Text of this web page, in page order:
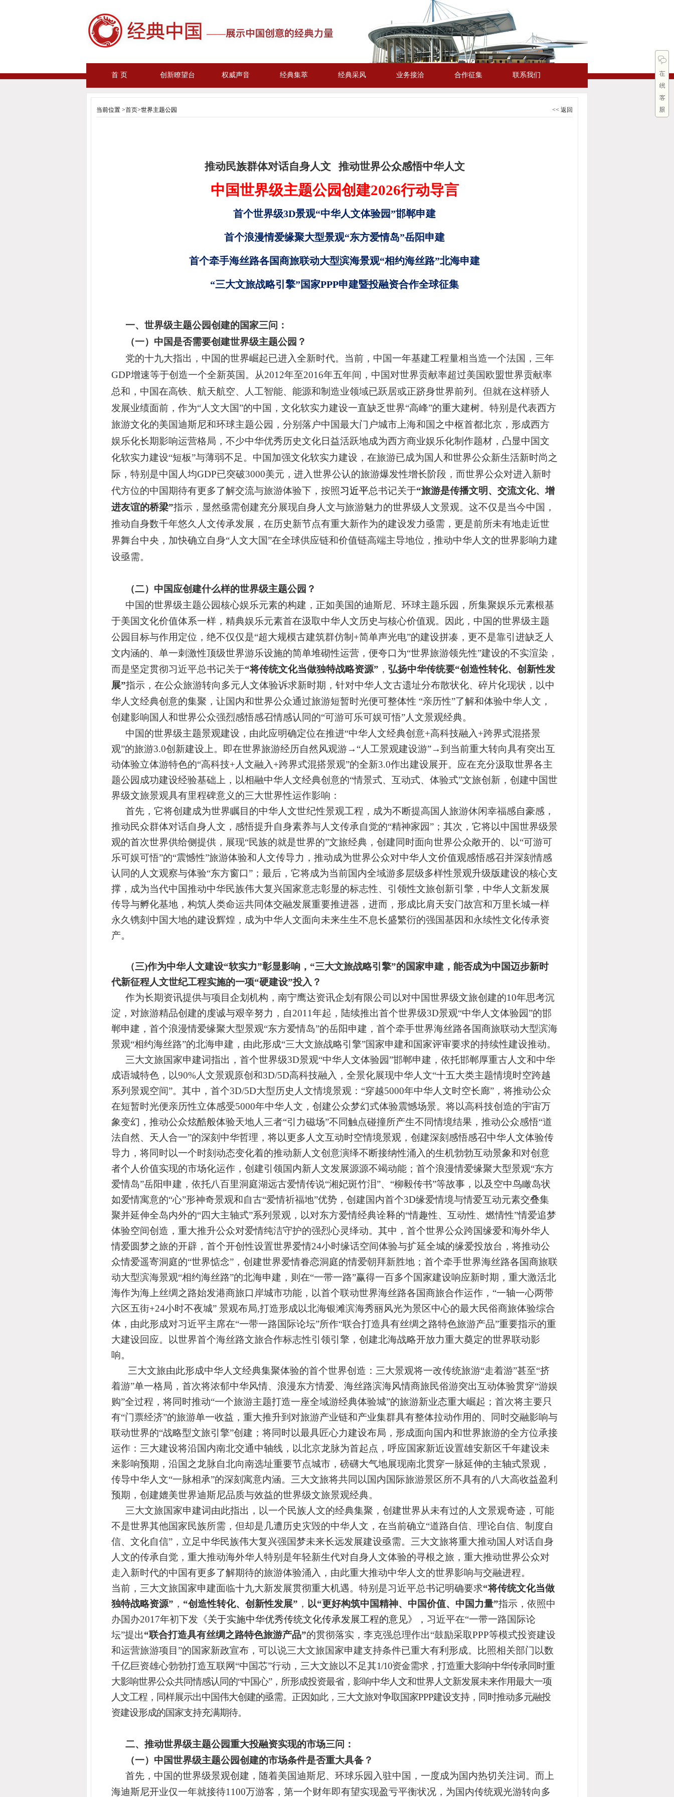
首 页 创新瞭望台 权威声音 经典集萃 经典采风 业务接洽 合作征集 联系我们
当前位置 >首页>世界主题公园 << 返回
推动民族群体对话自身人文 推动世界公众感悟中华人文
中国世界级主题公园创建2026行动导言
首个世界级3D景观“中华人文体验园”邯郸申建
首个浪漫情爱缘聚大型景观“东方爱情岛”岳阳申建
首个牵手海丝路各国商旅联动大型滨海景观“相约海丝路”北海申建
“三大文旅战略引擎”国家PPP申建暨投融资合作全球征集
一、世界级主题公园创建的国家三问：
（一）中国是否需要创建世界级主题公园？
党的十九大指出，中国的世界崛起已进入全新时代。当前，中国一年基建工程量相当造一个法国，三年
GDP增速等于创造一个全新英国。从2012年至2016年五年间，中国对世界贡献率超过美国欧盟世界贡献率
总和，中国在高铁、航天航空、人工智能、能源和制造业领域已跃居或正跻身世界前列。但就在这样骄人
发展业绩面前，作为“人文大国”的中国，文化软实力建设一直缺乏世界“高峰”的重大建树。特别是代表西方
旅游文化的美国迪斯尼和环球主题公园，分别落户中国最大门户城市上海和国之中枢首都北京，形成西方
娱乐化长期影响运营格局，不少中华优秀历史文化日益活跃地成为西方商业娱乐化制作题材，凸显中国文
化软实力建设“短板”与薄弱不足。 中国加强文化软实力建设，在旅游已成为国人和世界公众新生活新时尚之
际，特别是中国 人均GDP已突破3000美元，进入世界公认的旅游爆发性增长阶段，而世界公众对进入新时
代方位的中国期待有更多了解交流与旅游体验下，按照习近平总书记关于“旅游是传播文明、交流文化、增
进友谊的桥梁”指示， 显然亟需创建充分展现自身人文与旅游魅力的世界级人文景观。这不仅是当今中国，
推动自身数千年悠久人文传承发展，在历史新节点有重大新作为的建设发力亟需，更是前所未有地走近世
界舞台中央，加快确立自身“人文大国”在全球供应链和价值链高端主导地位，推动中华人文的世界影响力建
设亟需。
（二）中国应创建什么样的世界级主题公园？
中国的世界级主题公园核心娱乐元素的构建，正如美国的迪斯尼、环球主题乐园，所集聚娱乐元素根基
于美国文化价值体系一样，精典娱乐元素首在汲取中华人文历史与核心价值观。因此，中国的世界级主题
公园目标与作用定位，绝不仅仅是“超大规模古建筑群仿制+简单声光电”的建设拼凑，更不是靠引进缺乏人
文内涵的、单一刺激性顶级世界游乐设施的简单堆砌性运营，便夸口为“世界旅游领先性”建设的不实渲染，
而是坚定贯彻习近平总书记关于“将传统文化当做独特战略资源” ， 弘扬中华传统要“创造性转化、创新性发
展”指示， 在公众旅游转向多元人文体验诉求新时期，针对中华人文古遗址分布散状化、碎片化现状，以中
华人文经典创意的集聚，让国内和世界公众通过旅游短暂时光便可整体性 “亲历性”了解和体验中华人文，
创建影响国人和世界公众强烈感悟感召情感认同的“可游可乐可娱可悟”人文景观经典。
中国的世界级主题景观建设，由此应明确定位在推进“中华人文经典创意+高科技融入+跨界式混搭景
观”的旅游3.0创新建设上。即在世界旅游经历自然风观游→“人工景观建设游”→到当前重大转向具有突出互
动体验立体游特色的“高科技+人文融入+跨界式混搭景观”的全新3.0作出建设展开。应在充分汲取世界各主
题公园成功建设经验基础上，以相融中华人文经典创意的“情景式、互动式、体验式”文旅创新 ， 创建中国世
界级文旅景观具有里程碑意义的三大世界性运作影响：
首先，它将创建成为世界瞩目的中华人文世纪性景观工程，成为不断提高国人旅游休闲幸福感自豪感，
推动民众群体对话自身人文，感悟提升自身素养与人文传承自觉的“精神家园”；其次，它将以中国世界级景
观的首次世界供给侧提供， 展现“民族的就是世界的”文旅经典， 创建同时面向世界公众敞开的、以“可游可
乐可娱可悟”的“震憾性”旅游体验和人文传导力，推动成为世界公众对中华人文价值观感悟感召并深刻情感
认同的人文观察与体验“东方窗口”；最后，它将成为当前国内全域游多层级多样性景观升级版建设的核心支
撑，成为当代中国推动中华民族伟大复兴国家意志彰显的标志性、引领性文旅创新引擎，中华人文新发展
传导与孵化基地，构筑人类命运共同体交融发展重要推进器，进而，形成比肩天安门故宫和万里长城一样
永久镌刻中国大地的建设辉煌，成为中华人文面向未来生生不息长盛繁衍的强国基因和永续性文化传承资
产。
（三)作为中华人文建设“软实力”彰显影响，“三大文旅战略引擎”的国家申建，能否成为中国迈步新时
代新征程人文世纪工程实施的一项“硬建设”投入？
作为长期资讯提供与项目企划机构，南宁鹰达资讯企划有限公司以对中国世界级文旅创建的10年思考沉
淀，对旅游精品创建的虔诚与艰辛努力，自2011年起，陆续推出首个世界级3D景观“中华人文体验园”的邯
郸申建，首个浪漫情爱缘聚大型景观“东方爱情岛”的岳阳申建，首个牵手世界海丝路各国商旅联动大型滨海
景观“相约海丝路”的北海申建，由此形成“三大文旅战略引擎”国家申建和国家评审要求的持续性建设推动。
三大文旅国家申建词指出，首个世界级3D景观“中华人文体验园”邯郸申建，依托邯郸厚重古人文和中华
成语城特色， 以90%人文景观原创和3D/5D高科技融入， 全景化展现中华人文“十五大类主题情境时空跨越
系列景观空间”。其中，首个3D/5D大型历史人文情境景观：“穿越5000年中华人文时空长廊”，将推动公众
在短暂时光便亲历性立体感受5000年中华人文， 创建公众梦幻式体验震憾场景。将以高科技创造的宇宙万
象变幻，推动公众炫酷般体验天地人三者“引力磁场”不同触点碰撞所产生不同情境结果，推动公众感悟“道
法自然、天人合一”的深刻中华哲理，将以更多人文互动时空情境景观，创建深刻感悟感召中华人文体验传
导力，将同时以一个时刻动态变化着的推动新人文创意演绎不断接纳性涌入的生机勃勃互动景象和对创意
者个人价值实现的市场化运作，创建引领国内新人文发展源源不竭动能 ；首个浪漫情爱缘聚大型景观“东方
爱情岛”岳阳申建，依托八百里洞庭湖远古爱情传说“湘妃斑竹泪”、“柳毅传书”等故事 ，以及空中鸟瞰岛状
如爱情寓意的“心”形神奇景观和自古“爱情祈福地”优势，创建国内首个3D缘爱情境与情爱互动元素交叠集
聚并延伸全岛内外的“四大主轴式”系列景观， 以对东方爱情经典诠释的“情趣性、 互动性、燃情性”情爱追梦
体验空间创造，重大推升公众对爱情纯洁守护的强烈心灵绎动。其中，首个世界公众跨国缘爱和海外华人
情爱圆梦之旅的开辟，首个开创性设置世界爱情24小时缘话空间体验与扩延全城的缘爱投放台，将推动公
众情爱遥寄洞庭的“世界惦念” ，创建世界爱情眷恋洞庭的情爱朝拜新胜地； 首个牵手世界海丝路各国商旅联
动大型滨海景观“相约海丝路”的北海申建，则在“一带一路”赢得一百多个国家建设响应新时期，重大激活北
海作为海上丝绸之路始发港商旅口岸城市功能，以首个联动世界海丝路各国商旅合作运作，“一轴一心两带
六区五街+24小时不夜城” 景观布局,打造形成以北海银滩滨海秀丽风光为景区中心的最大民俗商旅体验综合
体，由此形成对习近平主席在“一带一路国际论坛”所作“联合打造具有丝绸之路特色旅游产品”重要指示的重
大建设回应。以世界首个海丝路文旅合作标志性引领引擎，创建北海战略开放力重大奠定的世界联动影
响。
三大文旅由此形成中华人文经典集聚体验的首个世界创造：三大景观将一改传统旅游“走着游”甚至“挤
着游”单一格局，首次将浓郁中华风情、浪漫东方情爱、海丝路滨海风情商旅民俗游突出互动体验贯穿“游娱
购”全过程，将同时推动“一个旅游主题打造一座全域游经典体验城”的旅游新业态重大崛起；首次将主要只
有“门票经济”的旅游单一收益，重大推升到对旅游产业链和产业集群具有整体拉动作用的、同时交融影响与
联动世界的“战略型文旅引擎”创建；将同时以最具匠心力建设布局，形成面向国内和世界旅游的全方位承接
运作：三大建设将沿国内南北交通中轴线，以北京龙脉为首起点，呼应国家新近设置雄安新区千年建设未
来影响预期，沿国之龙脉自北向南选址重要节点城市，磅礴大气地展现南北贯穿一脉延伸的主轴式景观，
传导中华人文“一脉相承”的深刻寓意内涵。三大文旅将共同以国内国际旅游景区所不具有的八大高收益盈利
预期，创建媲美世界迪斯尼品质与效益的世界级文旅景观经典。
三大文旅国家申建词由此指出，以一个民族人文的经典集聚，创建世界从未有过的人文景观奇迹，可能
不是世界其他国家民族所需，但却是几遭历史灾毁的中华人文，在当前确立“道路自信、理论自信、制度自
信、文化自信”，立足中华民族伟大复兴强国梦未来长远发展建设亟需。三大文旅将重大推动国人对话自身
人文的传承自觉，重大推动海外华人特别是年轻新生代对自身人文体验的寻根之旅，重大推动世界公众对
走入新时代的中国有更多了解期待的旅游体验涌入，由此重大推动中华人文的世界影响与交融进程。
当前，三大文旅国家申建面临十九大新发展贯彻重大机遇。特别是习近平总书记明确要求“将传统文化当做
独特战略资源” ， “创造性转化、创新性发展” ， 以“更好构筑中国精神、中国价值、中国力量”指示， 依照中
办国办2017年初下发《关于实施中华优秀传统文化传承发展工程的意见》， 习近平在“一带一路国际论
坛”提出“联合打造具有丝绸之路特色旅游产品”的贯彻落实，李克强总理作出“鼓励采取PPP等模式投资建设
和运营旅游项目”的国家新政宣布，可以说三大文旅国家申建支持条件已重大有利形成。
比照相关部门以数
千亿巨资雄心勃勃打造互联网“中国芯”行动，三大文旅以不足其1/10资金需求，打造重大影响中华传承同时重
大影响世界公众共同情感认同的“中国心”，所形成投资最省，影响中华人文和世界人文新发展未来作用最大一项
人文工程，同样展示出中国伟大创建的亟需。正因如此，三大文旅对争取国家PPP建设支持，同时推动多元融投
资建设形成的国家支持充满期待。
二、推动世界级主题公园重大投融资实现的市场三问：
（一）中国世界级主题公园创建的市场条件是否重大具备？
首先，中国的世界级景观创建，随着美国迪斯尼、环球乐园入驻中国，一度成为国内热切关注词。而上
海迪斯尼开业仅一年就接待1100万游客，第一个财年即有望实现盈亏平衡状况，为国内传统观光游转向多